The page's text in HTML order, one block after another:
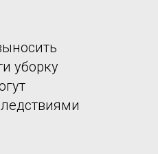
уборку